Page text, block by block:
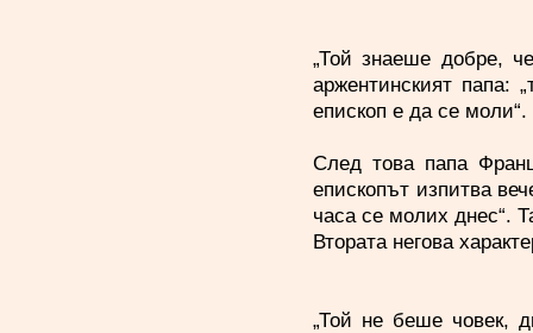
„Той знаеше добре,
аржентинският папа:
епископ е да се моли“.
След това папа
епископът изпитва
часа се молих днес“.
Втората негова
„Той не беше човек,